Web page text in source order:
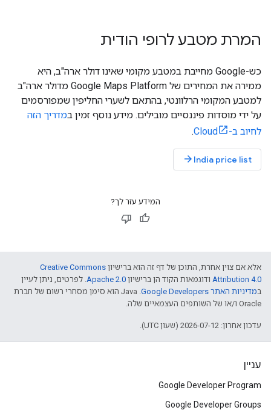
המרת מטבע לרופי הודית
כש-Google מחייבת במטבע מקומי שאינו דולר ארה"ב, היא
ממירה את המחירים של Google Maps Platform מדולר ארה"ב
למטבע המקומי הרלוונטי, בהתאם לשערי החליפין שמפורסמים
על ידי מוסדות פיננסיים מובילים. מידע נוסף זמין במדריך הזה
לחיוב ב-Cloud
.
India price list
arrow_forward
המידע עזר לך?
אלא אם צוין אחרת, התוכן של דף זה הוא ברישיון Creative Commons
Attribution 4.0 ודוגמאות הקוד הן ברישיון Apache 2.0. לפרטים, ניתן לעיין
במדיניות האתר Google Developers‏
.‏ Java הוא סימן מסחרי רשום של חברת
Oracle ו/או של השותפים העצמאיים שלה.
עדכון אחרון: 2026-07-12 (שעון UTC).
עניין
Google Developer Program
Google Developer Groups